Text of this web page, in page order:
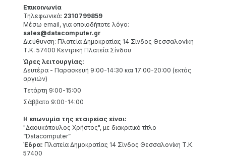
Επικοινωνία
Τηλεφωνικά: 2310799859
Μέσω email, για οποιοδήποτε λόγο:
sales@datacomputer.gr
Διεύθυνση: Πλατεία Δημοκρατίας 14 Σίνδος Θεσσαλονίκη
Τ.Κ. 57400 Κεντρική Πλατεία Σίνδου
Ώρες λειτουργίας:
Δευτέρα - Παρασκευή 9:00-14:30 και 17:00-20:00 (εκτός
αργιών)
Τετάρτη 9:00-15:00
Σάββατο 9:00-14:00
Η επωνυμία της εταιρείας είναι:
"Δαουκόπουλος Χρήστος", με διακριτικό τίτλο
“Datacomputer”
Έδρα: Πλατεία Δημοκρατίας 14 Σίνδος Θεσσαλονίκη Τ.Κ.
57400